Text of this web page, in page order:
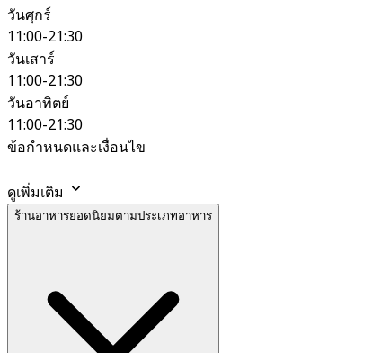
วันศุกร์
11:00-21:30
วันเสาร์
11:00-21:30
วันอาทิตย์
11:00-21:30
ข้อกำหนดและเงื่อนไข
ดูเพิ่มเติม
ร้านอาหารยอดนิยมตามประเภทอาหาร